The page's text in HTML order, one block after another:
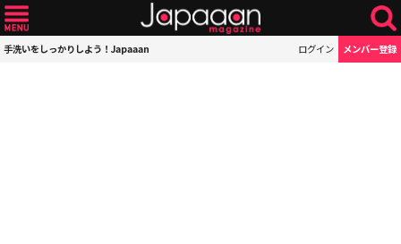
手洗いをしっかりしよう！Japaaan ログイン メンバー登録